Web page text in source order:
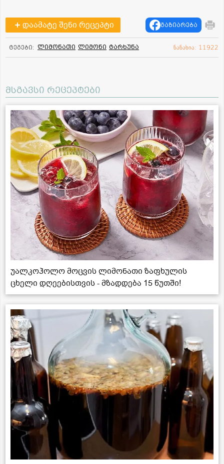
დაამატე შენი რეცეპტი გაზიარება
ტეგები: ლიმონათი ლიმონი ტარხუნა ნანახია: 11922
მსგავსი რეცეპტები
უალკოჰოლო მოცვის ლიმონათი ზაფხულის
ცხელი დღეებისთვის - მზადდება 15 წუთში!